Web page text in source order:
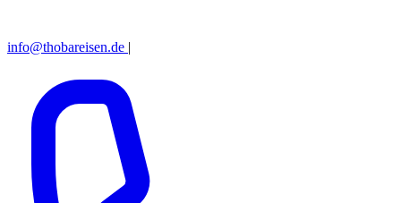
info@thobareisen.de |